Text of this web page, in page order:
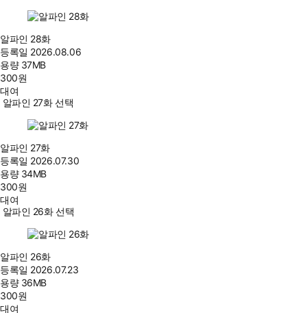
알파인 28화
등록일 2026.08.06
용량 37MB
300원
대여
알파인 27화 선택
알파인 27화
등록일 2026.07.30
용량 34MB
300원
대여
알파인 26화 선택
알파인 26화
등록일 2026.07.23
용량 36MB
300원
대여